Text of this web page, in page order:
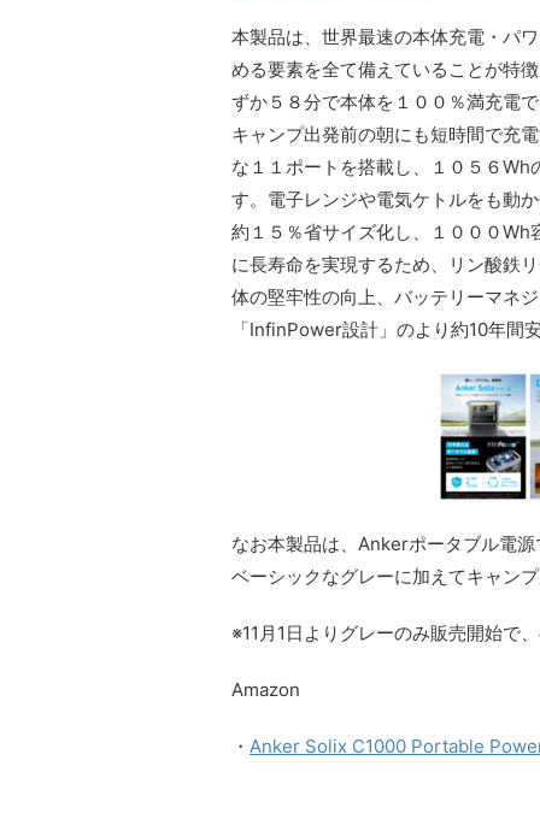
本製品は、世界最速の本体充電・パ
める要素を全て備えていることが特
ずか５８分で本体を１００％満充電
キャンプ出発前の朝にも短時間で充
な１１ポートを搭載し、１０５６
す。電子レンジや電気ケトルをも動
約１５％省サイズ化し、１０００Wh
に長寿命を実現するため、リン酸鉄
体の堅牢性の向上、バッテリーマネ
「InfinPower設計」のより約10年間
なお本製品は、Ankerポータブル電
ベーシックなグレーに加えてキャン
※11月1日よりグレーのみ販売開始で
Amazon
・ Anker Solix C1000 Portable